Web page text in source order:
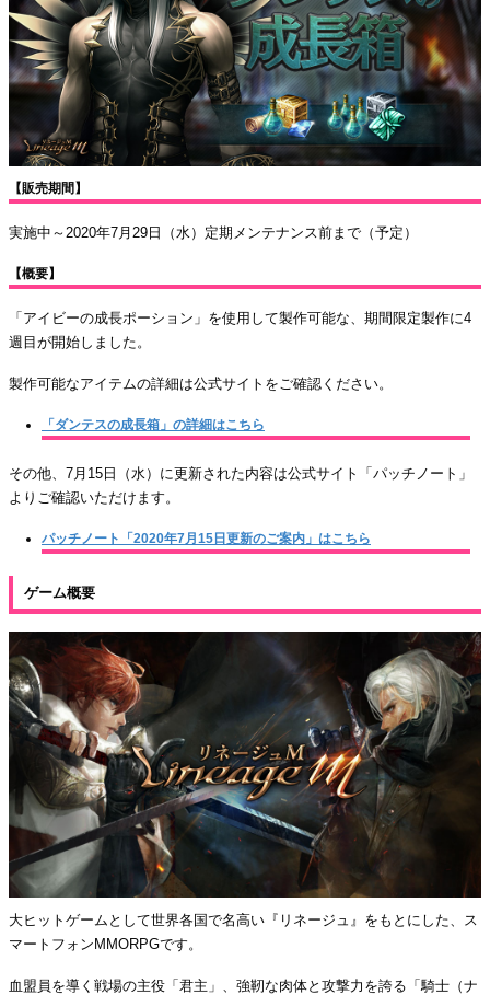
【販売期間】
実施中～2020年7月29日（水）定期メンテナンス前まで（予定）
【概要】
「アイビーの成長ポーション」を使用して製作可能な、期間限定製作に4
週目が開始しました。
製作可能なアイテムの詳細は公式サイトをご確認ください。
「ダンテスの成長箱」の詳細はこちら
その他、7月15日（水）に更新された内容は公式サイト「パッチノート」
よりご確認いただけます。
パッチノート「2020年7月15日更新のご案内」はこちら
ゲーム概要
大ヒットゲームとして世界各国で名高い『リネージュ』をもとにした、ス
マートフォンMMORPGです。
血盟員を導く戦場の主役「君主」、強靭な肉体と攻撃力を誇る「騎士（ナ